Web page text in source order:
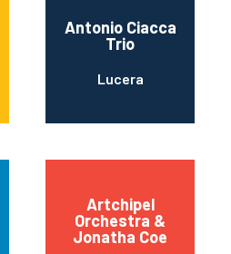
Antonio Ciacca
Trio
Lucera
Artchipel
Orchestra &
Jonatha Coe